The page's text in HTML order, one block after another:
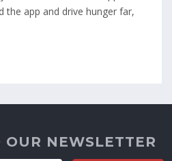
the app and drive hunger far,
OUR NEWSLETTER